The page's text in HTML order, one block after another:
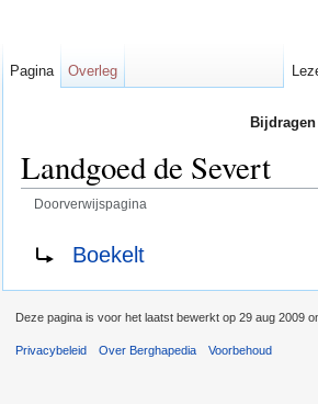
Landgoed de Severt
Doorverwijspagina
Doorverwijzing naar:
Boekelt
Pagina Overleg
Deze pagina is voor het laatst bewerkt op 29 aug 2009
Privacybeleid Over Berghapedia Voorbehoud